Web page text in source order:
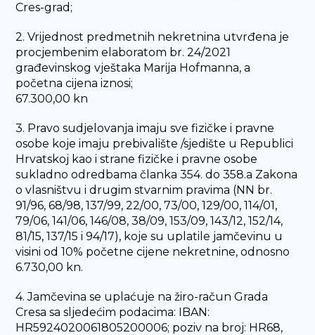
Cres-grad;
2. Vrijednost predmetnih nekretnina utvrđena je
procjembenim elaboratom br. 24/2021
građevinskog vještaka Marija Hofmanna, a
početna cijena iznosi;
67.300,00 kn
3. Pravo sudjelovanja imaju sve fizičke i pravne
osobe koje imaju prebivalište /sjedište u Republici
Hrvatskoj kao i strane fizičke i pravne osobe
sukladno odredbama članka 354. do 358.a Zakona
o vlasništvu i drugim stvarnim pravima (NN br.
91/96, 68/98, 137/99, 22/00, 73/00, 129/00, 114/01,
79/06, 141/06, 146/08, 38/09, 153/09, 143/12, 152/14,
81/15, 137/15 i 94/17), koje su uplatile jamčevinu u
visini od 10% početne cijene nekretnine, odnosno
6.730,00 kn.
4. Jamčevina se uplaćuje na žiro-račun Grada
Cresa sa sljedećim podacima: IBAN:
HR5924020061805200006; poziv na broj: HR68,